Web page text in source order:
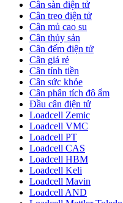
Cân sàn điện tử
Cân treo điện tử
Cân mủ cao su
Cân thủy sản
Cân đếm điện tử
Cân giá rẻ
Cân tính tiền
Cân sức khỏe
Cân phân tích độ ẩm
Đầu cân điện tử
Loadcell Zemic
Loadcell VMC
Loadcell PT
Loadcell CAS
Loadcell HBM
Loadcell Keli
Loadcell Mavin
Loadcell AND